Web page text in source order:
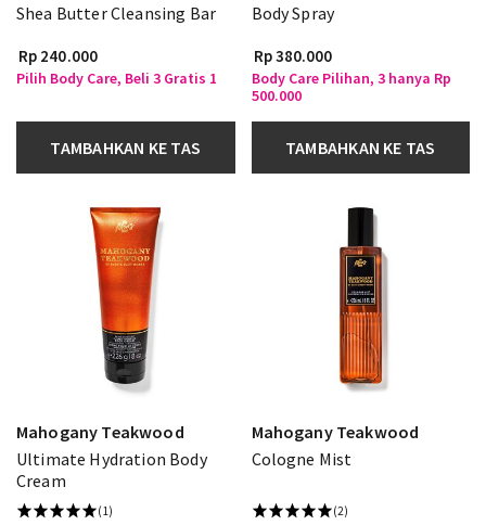
Shea Butter Cleansing Bar
Rp 240.000
Pilih Body Care, Beli 3 Gratis 1
TAMBAHKAN KE TAS
Body Spray
Rp 380.000
Body Care Pilihan, 3 hanya Rp
500.000
TAMBAHKAN KE TAS
Mahogany Teakwood
Ultimate Hydration Body
Cream
(1)
Mahogany Teakwood
Cologne Mist
(2)